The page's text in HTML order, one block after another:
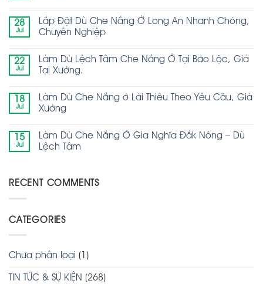
28
Jul
Lắp Đặt Dù Che Nắng Ở Long An Nhanh Chóng,
Chuyên Nghiệp
22
Jul
Làm Dù Lệch Tâm Che Nắng Ở Tại Bảo Lộc, Giá
Tại Xưởng.
18
Jul
Làm Dù Che Nắng ở Lái Thiêu Theo Yêu Cầu, Giá
Xưởng
15
Jul
Làm Dù Che Nắng Ở Gia Nghĩa Đắk Nông – Dù
Lệch Tâm
RECENT COMMENTS
CATEGORIES
Chưa phân loại (1)
TIN TỨC & SỰ KIỆN (268)